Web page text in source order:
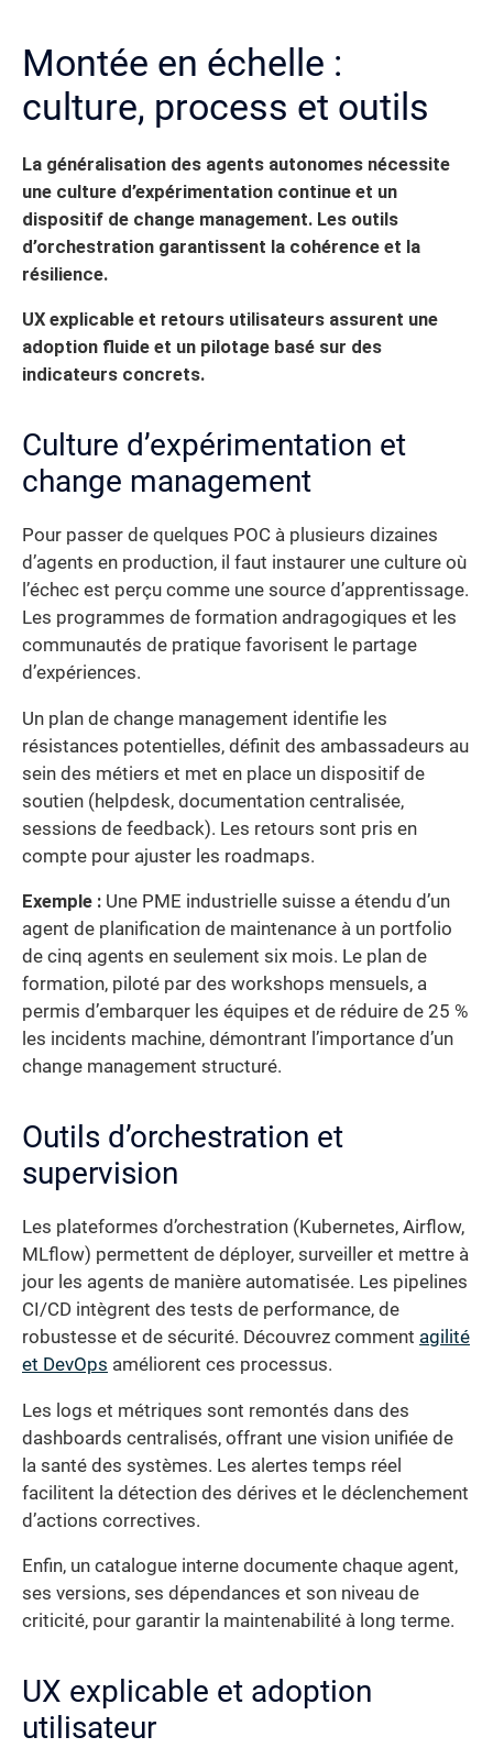
Montée en échelle :
culture, process et outils
La généralisation des agents autonomes nécessite
une culture d’expérimentation continue et un
dispositif de change management. Les outils
d’orchestration garantissent la cohérence et la
résilience.
UX explicable et retours utilisateurs assurent une
adoption fluide et un pilotage basé sur des
indicateurs concrets.
Culture d’expérimentation et
change management
Pour passer de quelques POC à plusieurs dizaines
d’agents en production, il faut instaurer une culture où
l’échec est perçu comme une source d’apprentissage.
Les programmes de formation andragogiques et les
communautés de pratique favorisent le partage
d’expériences.
Un plan de change management identifie les
résistances potentielles, définit des ambassadeurs au
sein des métiers et met en place un dispositif de
soutien (helpdesk, documentation centralisée,
sessions de feedback). Les retours sont pris en
compte pour ajuster les roadmaps.
Exemple : Une PME industrielle suisse a étendu d’un
agent de planification de maintenance à un portfolio
de cinq agents en seulement six mois. Le plan de
formation, piloté par des workshops mensuels, a
permis d’embarquer les équipes et de réduire de 25 %
les incidents machine, démontrant l’importance d’un
change management structuré.
Outils d’orchestration et
supervision
Les plateformes d’orchestration (Kubernetes, Airflow,
MLflow) permettent de déployer, surveiller et mettre à
jour les agents de manière automatisée. Les pipelines
CI/CD intègrent des tests de performance, de
robustesse et de sécurité. Découvrez comment agilité
et DevOps améliorent ces processus.
Les logs et métriques sont remontés dans des
dashboards centralisés, offrant une vision unifiée de
la santé des systèmes. Les alertes temps réel
facilitent la détection des dérives et le déclenchement
d’actions correctives.
Enfin, un catalogue interne documente chaque agent,
ses versions, ses dépendances et son niveau de
criticité, pour garantir la maintenabilité à long terme.
UX explicable et adoption
utilisateur